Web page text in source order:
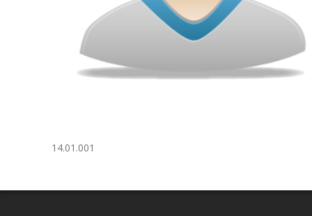
14.01.001